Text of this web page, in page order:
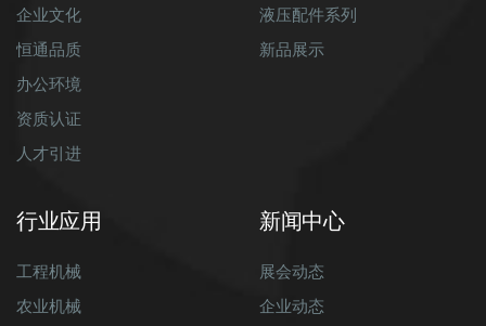
企业文化
恒通品质
办公环境
资质认证
人才引进
液压配件系列
新品展示
行业应用
工程机械
农业机械
新闻中心
展会动态
企业动态